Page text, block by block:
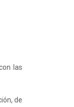
las
de